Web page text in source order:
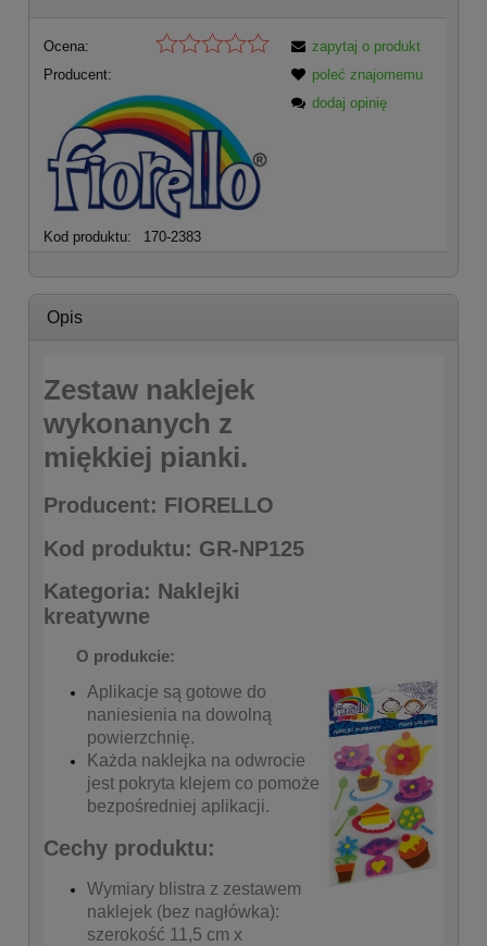
Ocena:
Producent:
Kod produktu: 170-2383
zapytaj o produkt
poleć znajomemu
dodaj opinię
Opis
Zestaw naklejek
wykonanych z
miękkiej pianki.
Producent: FIORELLO
Kod produktu: GR-NP125
Kategoria: Naklejki
kreatywne
O produkcie:
Aplikacje są gotowe do
naniesienia na dowolną
powierzchnię.
Każda naklejka na odwrocie
jest pokryta klejem co pomoże
bezpośredniej aplikacji.
Cechy produktu:
Wymiary blistra z zestawem
naklejek (bez nagłówka):
szerokość 11,5 cm x